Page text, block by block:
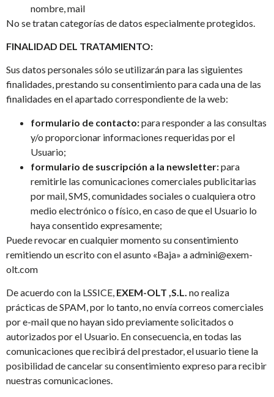
nombre, mail
No se tratan categorías de datos especialmente protegidos.
FINALIDAD DEL TRATAMIENTO:
Sus datos personales sólo se utilizarán para las siguientes
finalidades, prestando su consentimiento para cada una de las
finalidades en el apartado correspondiente de la web:
formulario de contacto:para responder a las consultas
y/o proporcionar informaciones requeridas por el
Usuario;
formulario de suscripción a la newsletter:para
remitirle las comunicaciones comerciales publicitarias
por mail, SMS, comunidades sociales o cualquiera otro
medio electrónico o físico, en caso de que el Usuario lo
haya consentido expresamente;
Puede revocar en cualquier momento su consentimiento
remitiendo un escrito con el asunto «Baja» a admini@exem-
olt.com
De acuerdo con la LSSICE, EXEM-OLT ,S.L. no realiza
prácticas de SPAM, por lo tanto, no envía correos comerciales
por e-mail que no hayan sido previamente solicitados o
autorizados por el Usuario. En consecuencia, en todas las
comunicaciones que recibirá del prestador, el usuario tiene la
posibilidad de cancelar su consentimiento expreso para recibir
nuestras comunicaciones.